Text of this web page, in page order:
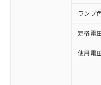
ランプ
定格電
使用電